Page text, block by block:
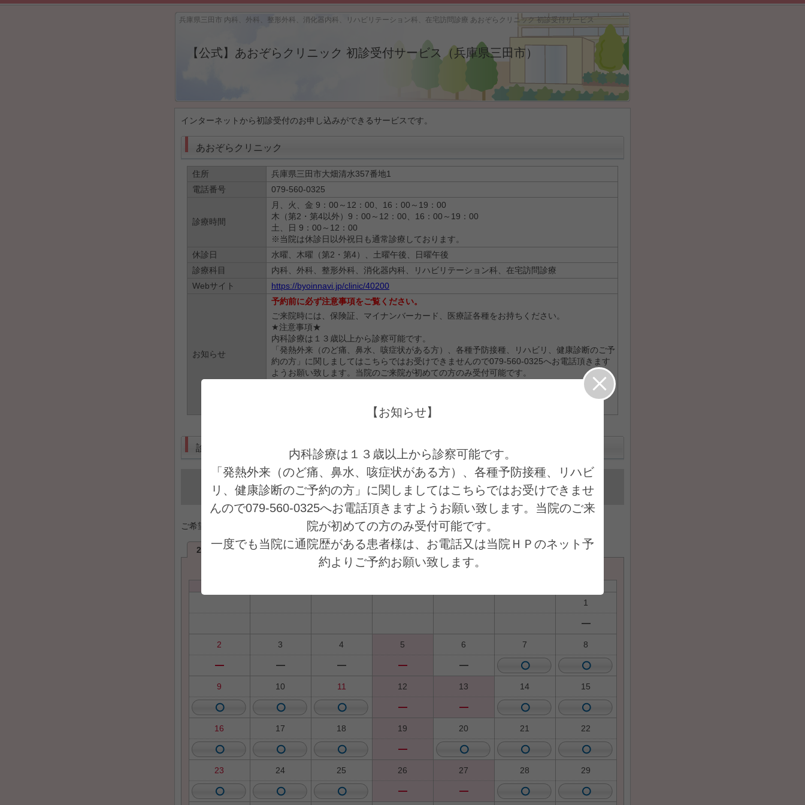
兵庫県三田市 内科、外科、整形外科、消化器内科、リハビリテーション科、在宅訪問診療 あおぞらクリニック 初診受付サービス
【公式】あおぞらクリニック 初診受付サービス（兵庫県三田市）
インターネットから初診受付のお申し込みができるサービスです。
あおぞらクリニック
住所
兵庫県三田市大畑清水357番地1
電話番号
079-560-0325
診療時間
月、火、金 9：00～12：00、16：00～19：00
木（第2・第4以外）9：00～12：00、16：00～19：00
土、日 9：00～12：00
※当院は休診日以外祝日も通常診療しております。
休診日
水曜、木曜（第2・第4）、土曜午後、日曜午後
診療科目
内科、外科、整形外科、消化器内科、リハビリテーション科、在宅訪問診療
Webサイト
https://byoinnavi.jp/clinic/40200
お知らせ
予約前に必ず注意事項をご覧ください。
ご来院時には、保険証、マイナンバーカード、医療証各種をお持ちください。
★注意事項★
内科診療は１３歳以上から診察可能です。
「発熱外来（のど痛、鼻水、咳症状がある方）、各種予防接種、リハビリ、健康診断のご予
約の方」に関しましてはこちらではお受けできませんので079-560-0325へお電話頂きます
ようお願い致します。当院のご来院が初めての方のみ受付可能です。
診療受付
日にちを選ぶ 情報の入力 入力内容の確認 送信完了
ご希望日を選択してください。
2026年8月 2026年9月
2026年8月
1
2 3 4 5 6 7 8
9 10 11 12 13 14 15
16 17 18 19 20 21 22
23 24 25 26 27 28 29
【お知らせ】
内科診療は１３歳以上から診察可能です。
「発熱外来（のど痛、鼻水、咳症状がある方）、各種予防接種、リハビ
リ、健康診断のご予約の方」に関しましてはこちらではお受けできませ
んので079-560-0325へお電話頂きますようお願い致します。当院のご来
院が初めての方のみ受付可能です。
一度でも当院に通院歴がある患者様は、お電話又は当院ＨＰのネット予